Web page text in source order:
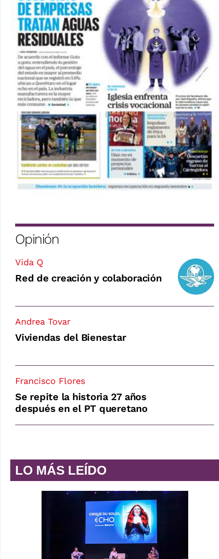
Opinión
Vida Q
Red de creación y colaboración
Andrea Tovar
Viviendas del Bienestar
Francisco Flores
Se repite la historia 27 años
después en el PT queretano
LO MÁS LEÍDO